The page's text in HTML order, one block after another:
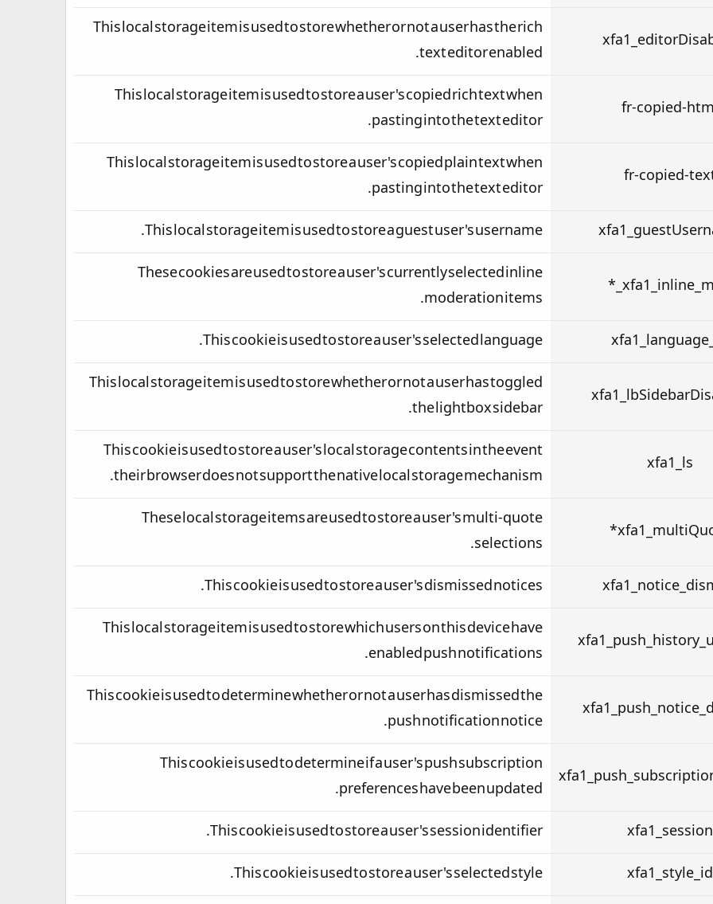
This local storage item is used to store whether or not a user has the rich
text editor enabled.
fr-copied-
This local storage item is used to store a user's copied rich text when
pasting into the text editor.
fr-copied-
This local storage item is used to store a user's copied plain text when
pasting into the text editor.
This local storage item is used to store a guest user's username.
These cookies are used to store a user's currently selected inline
moderation items.
This cookie is used to store a user's selected language.
This local storage item is used to store whether or not a user has toggled
the lightbox sidebar.
xfa1_ls
This cookie is used to store a user's local storage contents in the event
their browser does not support the native local storage mechanism.
These local storage items are used to store a user's multi-quote
selections.
This cookie is used to store a user's dismissed notices.
This local storage item is used to store which users on this device have
enabled push notifications.
This cookie is used to determine whether or not a user has dismissed the
push notification notice.
This cookie is used to determine if a user's push subscription
preferences have been updated.
xfa1_session
This cookie is used to store a user's session identifier.
xfa1_style_id
This cookie is used to store a user's selected style.